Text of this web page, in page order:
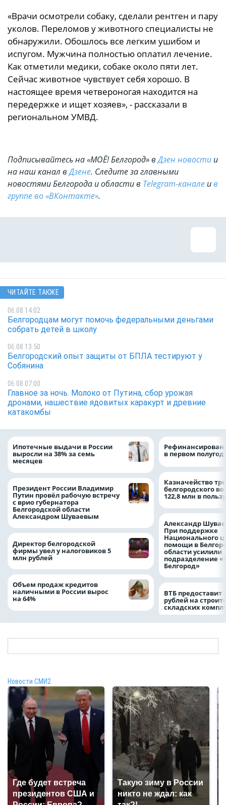
«Врачи осмотрели собаку, сделали рентген и пару
уколов. Переломов у животного специалисты не
обнаружили. Обошлось все легким ушибом и
испугом. Мужчина полностью оплатил лечение.
Как отметили медики, собаке около пяти лет.
Сейчас животное чувствует себя хорошо. В
настоящее время четвероногая находится на
передержке и ищет хозяев», - рассказали в
региональном УМВД.
Подписывайтесь на «МОЁ! Белгород» вДзен новости и
на наш канал вДзене. Cледите за главными
новостями Белгорода и области в Telegram-канале ив
группе во «ВКонтакте».
ЧИТАЙТЕ ТАКЖЕ
06.08 14:02
Белгородцам могут помочь федеральными деньгами
собрать детей в школу
06.08 13:50
Белгородский опыт защиты от БПЛА тестируют у
Собянина
06.08 07:00
Главное за ночь. Молоко от Путина, сбор урожая
дронами, нашествие ядовитых каракурт и древние
катакомбы
Ипотечные выдачи в России
выросли на 38% за семь
месяцев
Президент России Владимир
Путин провёл рабочую встречу
с врио губернатора
Белгородской области
Александром Шуваевым
Директор белгородской
фирмы увел у налоговиков 5
млн рублей
Объем продаж кредитов
наличными в России вырос
на 64%
в первом
Казначейство
белгородского
122,8 млн в
Александр
При поддержке
Национального
помощи в
области усилили
подразделение
Белгород»
ВТБ предоставит
рублей на
складских
Новости СМИ2
Где будет встреча
президентов США и
Такую зиму в России
никто не ждал: как